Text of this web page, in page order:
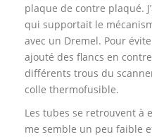
plaque de contre plaqué.
qui supportait le
avec un Dremel. Pour
ajouté des flancs en
différents trous du
colle thermofusible.
Les tubes se retrouvent à
me semble un peu faible